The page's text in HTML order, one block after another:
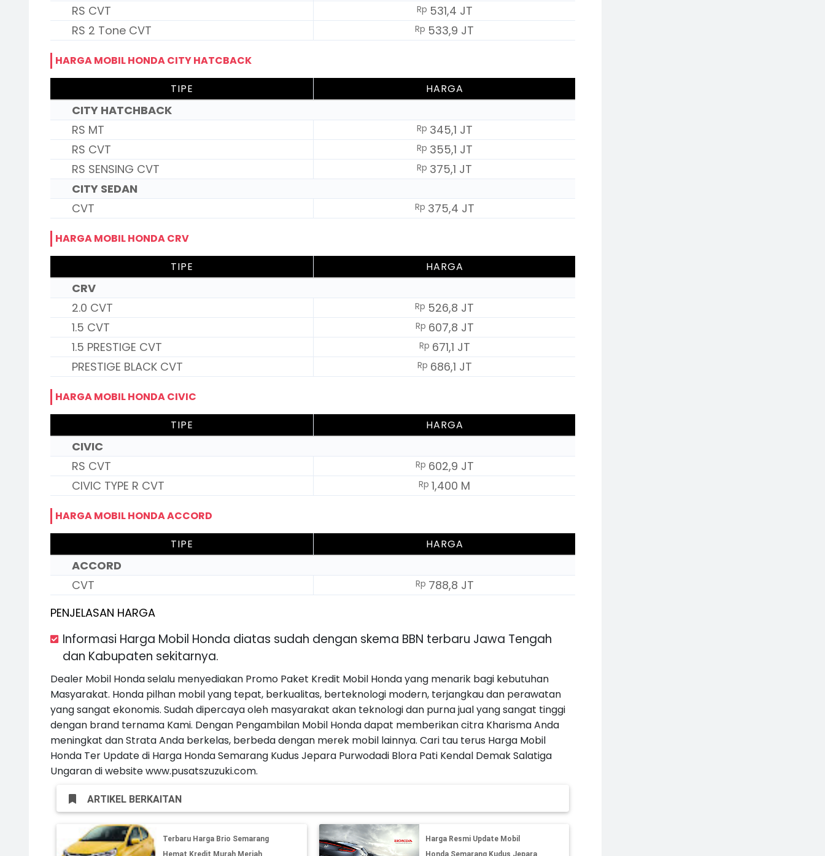
RS CVT
Rp 531,4 JT
RS 2 Tone CVT
Rp 533,9 JT
HARGA MOBIL HONDA CITY HATCBACK
TIPE
HARGA
CITY HATCHBACK
RS MT
Rp 345,1 JT
RS CVT
Rp 355,1 JT
RS SENSING CVT
Rp 375,1 JT
CITY SEDAN
CVT
Rp 375,4 JT
HARGA MOBIL HONDA CRV
TIPE
HARGA
CRV
2.0 CVT
Rp 526,8 JT
1.5 CVT
Rp 607,8 JT
1.5 PRESTIGE CVT
Rp 671,1 JT
PRESTIGE BLACK CVT
Rp 686,1 JT
HARGA MOBIL HONDA CIVIC
TIPE
HARGA
CIVIC
RS CVT
Rp 602,9 JT
CIVIC TYPE R CVT
Rp 1,400 M
HARGA MOBIL HONDA ACCORD
TIPE
HARGA
ACCORD
CVT
Rp 788,8 JT
PENJELASAN HARGA
Informasi Harga Mobil Honda diatas sudah dengan skema BBN terbaru Jawa Tengah
dan Kabupaten sekitarnya.
Dealer Mobil Honda selalu menyediakan Promo Paket Kredit Mobil Honda yang menarik bagi kebutuhan
Masyarakat. Honda pilhan mobil yang tepat, berkualitas, berteknologi modern, terjangkau dan perawatan
yang sangat ekonomis. Sudah dipercaya oleh masyarakat akan teknologi dan purna jual yang sangat tinggi
dengan brand ternama Kami. Dengan Pengambilan Mobil Honda dapat memberikan citra Kharisma Anda
meningkat dan Strata Anda berkelas, berbeda dengan merek mobil lainnya. Cari tau terus Harga Mobil
Honda Ter Update di Harga Honda Semarang Kudus Jepara Purwodadi Blora Pati Kendal Demak Salatiga
Ungaran di website www.pusatszuzuki.com.
ARTIKEL BERKAITAN
Terbaru Harga Brio Semarang
Hemat Kredit Murah Meriah
Harga Resmi Update Mobil
Honda Semarang Kudus Jepara